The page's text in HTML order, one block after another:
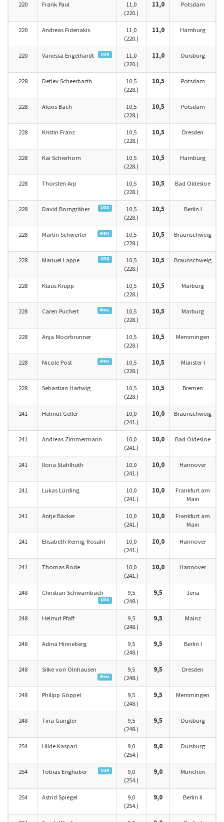
220 Frank Paul
11,0
(220.)
11,0 Potsdam
220 Andreas Fidenakis
11,0
(220.)
11,0 Hamburg
220 Vanessa Engelhardt U30
11,0
(220.)
11,0 Duisburg
228 Detlev Scheerbarth
10,5
(228.)
10,5 Potsdam
228 Alexis Bach
10,5
(228.)
10,5 Potsdam
228 Kristin Franz
10,5
(228.)
10,5 Dresden
228 Kai Schierhorn
10,5
(228.)
10,5 Hamburg
228 Thorsten Arp
10,5
(228.)
10,5 Bad Oldesloe
228 David Borngräber U30
10,5
(228.)
10,5 Berlin I
228 Martin Schwerter Neu
10,5
(228.)
10,5 Braunschweig
228 Manuel Lappe U30
10,5
(228.)
10,5 Braunschweig
228 Klaus Krupp
10,5
(228.)
10,5 Marburg
228 Caren Puchert Neu
10,5
(228.)
10,5 Marburg
228 Anja Moorbrunner
10,5
(228.)
10,5 Memmingen
228 Nicole Post Neu
10,5
(228.)
10,5 Münster I
228 Sebastian Hartwig
10,5
(228.)
10,5 Bremen
241 Helmut Geller
10,0
(241.)
10,0 Braunschweig
241 Andreas Zimmermann
10,0
(241.)
10,0 Bad Oldesloe
241 Ilona Stahlhuth
10,0
(241.)
10,0 Hannover
241 Lukas Lürding
10,0
(241.)
10,0
Frankfurt am
Main
241 Antje Bäcker
10,0
(241.)
10,0
Frankfurt am
Main
241 Elisabeth Remig-Rosahl
10,0
(241.)
10,0 Hannover
241 Thomas Rode
10,0
(241.)
10,0 Hannover
248 Christian Schwambach
U30
9,5
(248.)
9,5 Jena
248 Helmut Pfaff
9,5
(248.)
9,5 Mainz
248 Adina Hinneberg
9,5
(248.)
9,5 Berlin I
248 Silke von Olnhausen
Neu
9,5
(248.)
9,5 Dresden
248 Philipp Göppel
9,5
(248.)
9,5 Memmingen
248 Tina Gungler
9,5
(248.)
9,5 Duisburg
254 Hilde Kaspari
9,0
(254.)
9,0 Duisburg
254 Tobias Enghuber U30
9,0
(254.)
9,0 München
254 Astrid Spiegel
9,0
(254.)
9,0 Berlin II